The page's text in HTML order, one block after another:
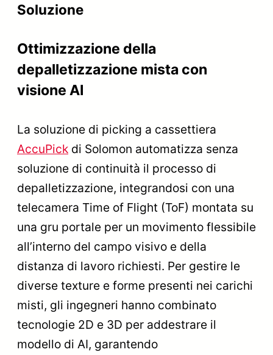
Soluzione
Ottimizzazione della
depalletizzazione mista con
visione AI
La soluzione di picking a cassettiera
AccuPick di Solomon automatizza senza
soluzione di continuità il processo di
depalletizzazione, integrandosi con una
telecamera Time of Flight (ToF) montata su
una gru portale per un movimento flessibile
all’interno del campo visivo e della
distanza di lavoro richiesti. Per gestire le
diverse texture e forme presenti nei carichi
misti, gli ingegneri hanno combinato
tecnologie 2D e 3D per addestrare il
modello di AI, garantendo